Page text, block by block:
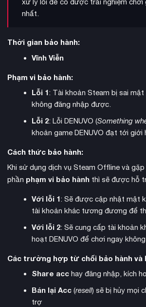
nhất.
Thời gian bảo hành:
Vĩnh Viễn
Phạm vi bảo hành:
Lỗi 1: Tài khoản Steam bị sai mật
không đăng nhập được.
Lỗi 2: Lỗi DENUVO (Something
khoản game DENUVO đạt tới giới
Cách thức bảo hành:
Khi sử dụng dịch vụ Steam Offline và
phần phạm vi bảo hành thì sẽ được hỗ
Với lỗi 1: Sẽ được cập nhật mật
tài khoản khác tương đương để
Với lỗi 2: Sẽ cung cấp tài khoản
hoạt DENUVO để chơi ngay
Các trường hợp từ chối bảo hành và
Share acchay đăng nhập, kích
Bán lại Acc(resell) sẽ bị hủy mọi
trợ